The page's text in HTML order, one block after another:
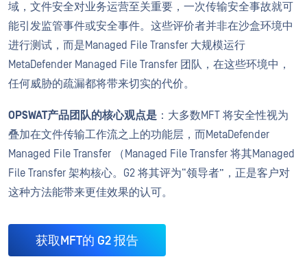
域，文件安全对业务运营至关重要，一次传输安全事故就可
能引发监管事件或安全事件。这些评价者并非在沙盒环境中
进行测试，而是Managed File Transfer 大规模运行
MetaDefender Managed File Transfer 团队，在这些环境中，
任何威胁的疏漏都将带来切实的代价。
OPSWAT产品团队的核心观点是 ：大多数MFT 将安全性视为
叠加在文件传输工作流之上的功能层，而MetaDefender
Managed File Transfer （Managed File Transfer 将其Managed
File Transfer 架构核心。G2 将其评为“领导者”，正是客户对
这种方法能带来更佳效果的认可。
获取MFT的 G2 报告